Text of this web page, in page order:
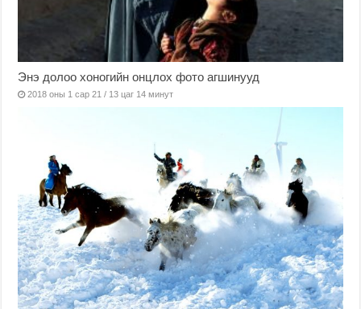
Энэ долоо хоногийн онцлох фото агшинууд
2018 оны 1 сар 21 / 13 цаг 14 минут